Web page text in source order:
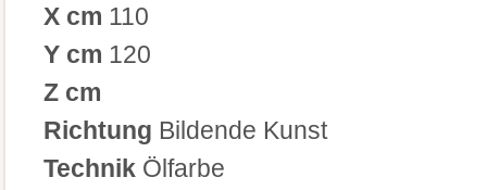
X cm 110
Y cm 120
Z cm
Richtung Bildende Kunst
Technik Ölfarbe